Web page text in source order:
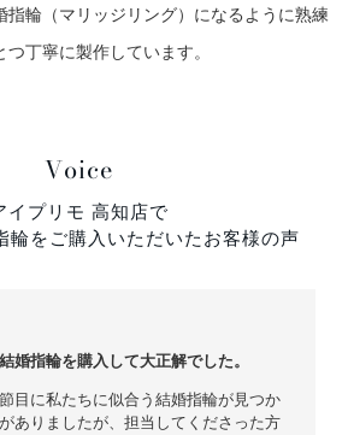
指輪（マリッジリング）になるように熟練
丁寧に製作しています。
Voice
イプリモ 高知店で
輪をご購入いただいたお客様の声
婚指輪を購入して大正解でした。
目に私たちに似合う結婚指輪が見つか
ありましたが、担当してくださった方